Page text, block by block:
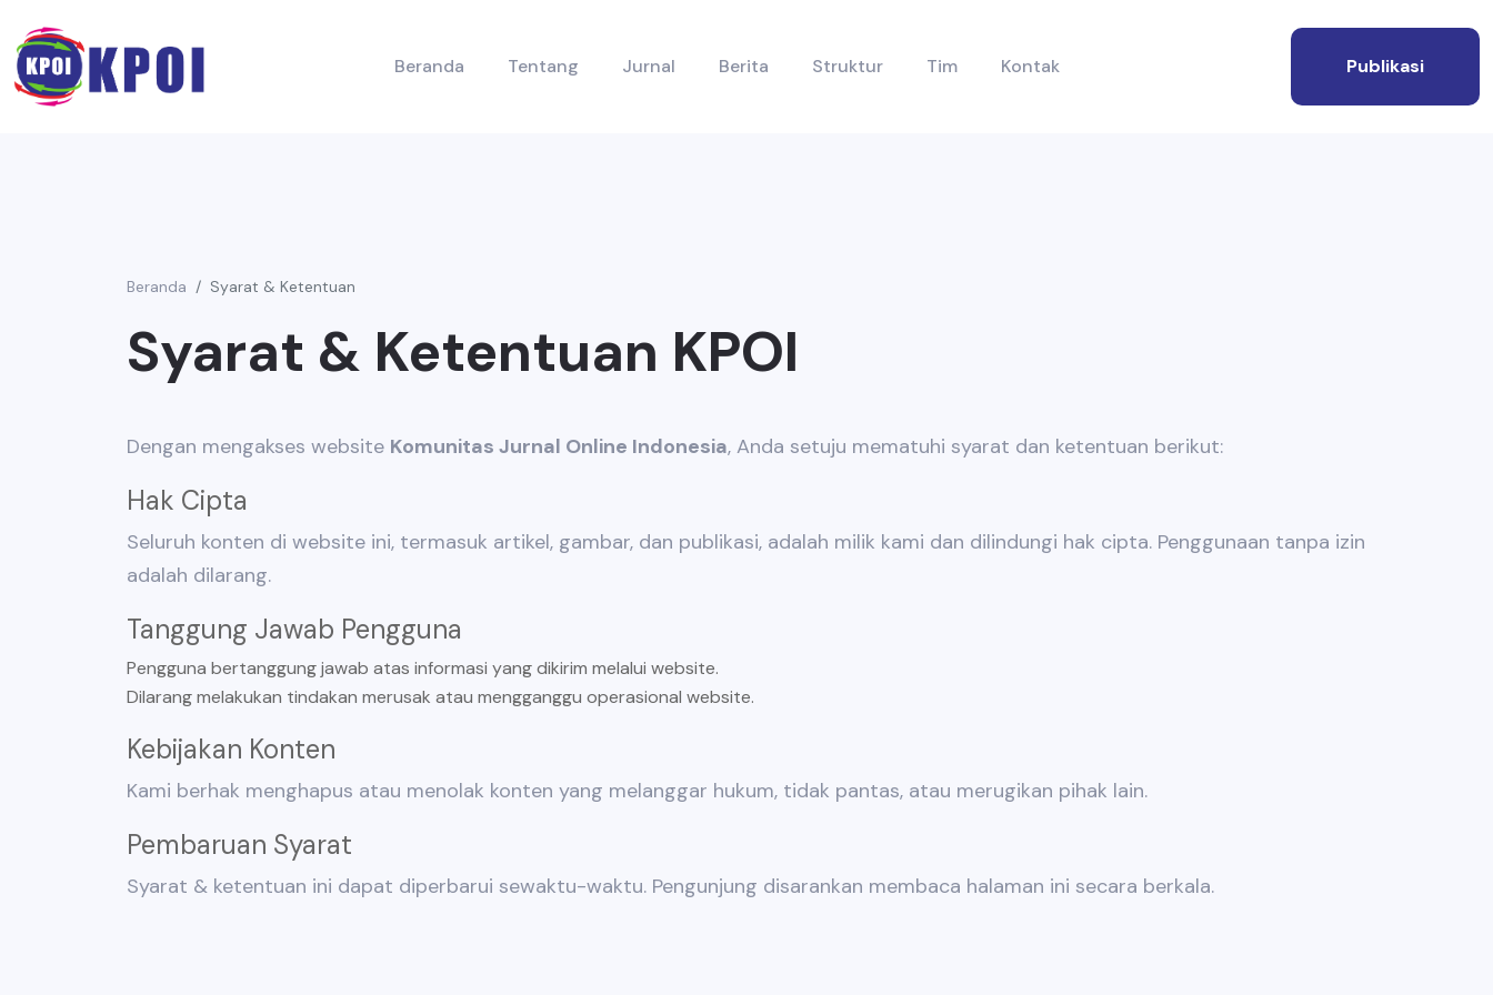
Beranda Tentang Jurnal Berita Struktur Tim Kontak Publikasi
Beranda Syarat & Ketentuan
Syarat & Ketentuan KPOI
Dengan mengakses website Komunitas Jurnal Online Indonesia, Anda setuju mematuhi syarat dan ketentuan berikut:
Hak Cipta
Seluruh konten di website ini, termasuk artikel, gambar, dan publikasi, adalah milik kami dan dilindungi hak cipta. Penggunaan tanpa izin
adalah dilarang.
Tanggung Jawab Pengguna
Pengguna bertanggung jawab atas informasi yang dikirim melalui website.
Dilarang melakukan tindakan merusak atau mengganggu operasional website.
Kebijakan Konten
Kami berhak menghapus atau menolak konten yang melanggar hukum, tidak pantas, atau merugikan pihak lain.
Pembaruan Syarat
Syarat & ketentuan ini dapat diperbarui sewaktu-waktu. Pengunjung disarankan membaca halaman ini secara berkala.